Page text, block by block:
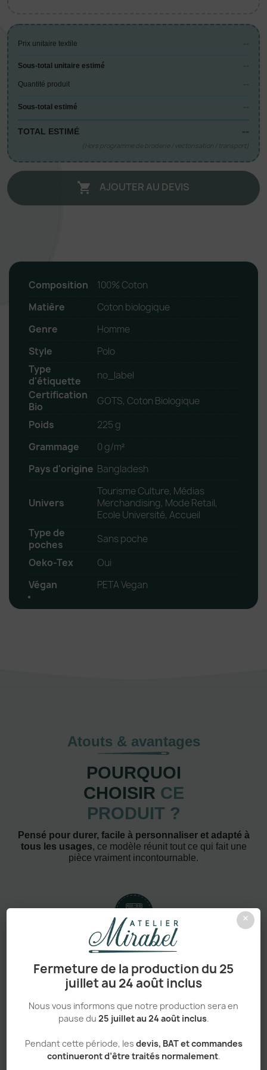
×
Fermeture de la production du 25
juillet au 24 août inclus
Nous vous informons que notre production sera en
pause du 25 juillet au 24 août inclus.
Pendant cette période, les devis, BAT et commandes
continueront d’être traités normalement.
Prix unitaire textile --
Sous-total unitaire estimé --
Quantité produit --
Sous-total estimé --
TOTAL ESTIMÉ --
(Hors programme de broderie / vectorisation / transport)
 AJOUTER AU DEVIS
Composition
100% Coton
Matière
Coton biologique
Genre
Homme
Style
Polo
Type
d'étiquette
no_label
Certification
Bio
GOTS, Coton Biologique
Poids
225 g
Grammage
0 g/m²
Pays d'origine Bangladesh
Univers
Tourisme Culture, Médias
Merchandising, Mode Retail,
Ecole Université, Accueil
Type de
poches
Sans poche
Oeko-Tex
Oui
Végan
PETA Vegan
Atouts & avantages
POURQUOI
CHOISIR CE
PRODUIT ?
Pensé pour durer, facile à personnaliser et adapté à
tous les usages, ce modèle réunit tout ce qui fait une
pièce vraiment incontournable.
Confort absolu & durabilité renforcée
Personnalisation haut de gamme